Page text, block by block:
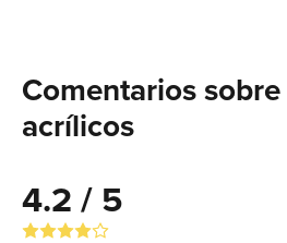
Comentarios
acrílicos
4.2 / 5